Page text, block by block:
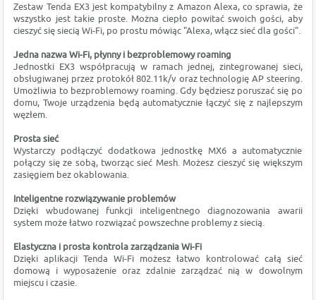
Zestaw Tenda EX3 jest kompatybilny z Amazon Alexa, co sprawia, że
wszystko jest takie proste. Można ciepło powitać swoich gości, aby
cieszyć się siecią Wi-Fi, po prostu mówiąc "Alexa, włącz sieć dla gości".
Jedna nazwa Wi-Fi, płynny i bezproblemowy roaming
Jednostki EX3 współpracują w ramach jednej, zintegrowanej sieci,
obsługiwanej przez protokół 802.11k/v oraz technologię AP steering.
Umożliwia to bezproblemowy roaming. Gdy będziesz poruszać się po
domu, Twoje urządzenia będą automatycznie łączyć się z najlepszym
węzłem.
Prosta sieć
Wystarczy podłączyć dodatkowa jednostkę MX6 a automatycznie
połączy się ze sobą, tworząc sieć Mesh. Możesz cieszyć się większym
zasięgiem bez okablowania.
Inteligentne rozwiązywanie problemów
Dzięki wbudowanej funkcji inteligentnego diagnozowania awarii
system może łatwo rozwiązać powszechne problemy z siecią.
Elastyczna i prosta kontrola zarządzania Wi-Fi
Dzięki aplikacji Tenda Wi-Fi możesz łatwo kontrolować całą sieć
domową i wyposażenie oraz zdalnie zarządzać nią w dowolnym
miejscu i czasie.